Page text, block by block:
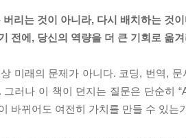
버리는 것이 아니라, 다시 배치하는 것
전에, 당신의 역량을 더 큰 기회로 옮
미래의 문제가 아니다. 코딩, 번역,
그러나 이 책이 던지는 질문은 단순히
바뀌어도 여전히 가치를 만들 수 있는